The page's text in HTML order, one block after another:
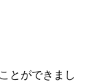
とができまし